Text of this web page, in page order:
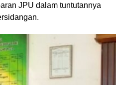
JPU dalam tuntutannya